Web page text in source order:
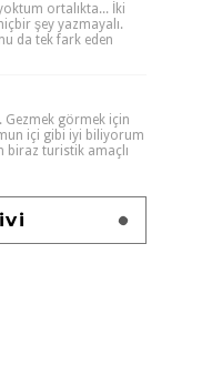
ortalıkta... İki
şey yazmayalı.
da tek fark eden
Gezmek görmek için
içi gibi iyi biliyorum
biraz turistik amaçlı